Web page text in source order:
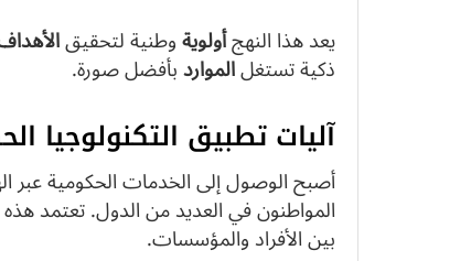
يعد هذا النهجأولويةوطنية لتحقيق
ذكية تستغلالمواردبأفضل صورة.
آليات تطبيق التكنولوجيا
أصبح الوصول إلى الخدمات الحكومية عبر
المواطنون في العديد من الدول. تعتمد
بين الأفراد والمؤسسات.